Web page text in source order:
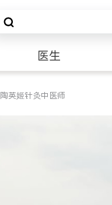
医生
陶英姬针灸中医师